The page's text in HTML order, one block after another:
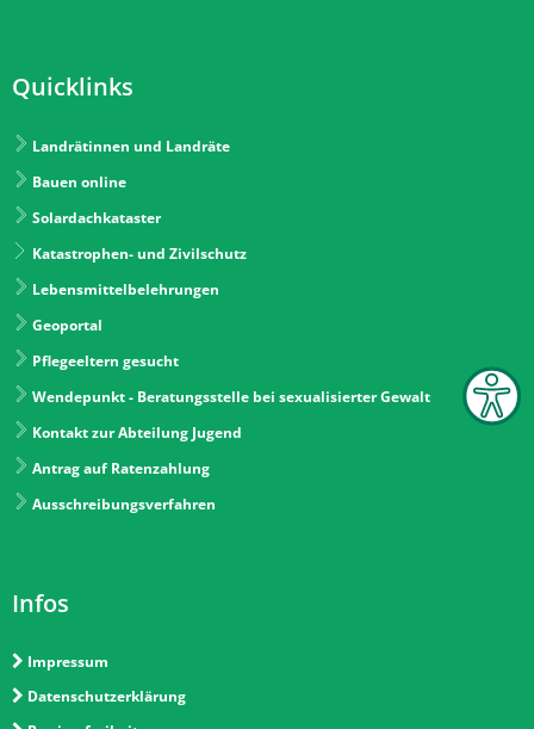
Quicklinks
Landrätinnen und Landräte
Bauen online
Solardachkataster
Katastrophen- und Zivilschutz
Lebensmittelbelehrungen
Geoportal
Pflegeeltern gesucht
Wendepunkt - Beratungsstelle bei sexualisierter Gewalt
Kontakt zur Abteilung Jugend
Antrag auf Ratenzahlung
Ausschreibungsverfahren
Infos
Impressum
Datenschutzerklärung